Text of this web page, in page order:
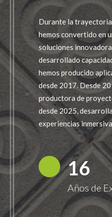
Durante la trayectoria
hemos convertido en
soluciones
desarrollado
hemos producido
desde 2017. Desde
productora de
desde 2025,
experiencias
18
Años de